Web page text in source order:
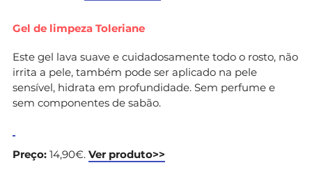
Gel de limpeza Toleriane
Este gel lava suave e cuidadosamente todo o rosto, não
irrita a pele, também pode ser aplicado na pele
sensível, hidrata em profundidade. Sem perfume e
sem componentes de sabão.
Preço: 14,90€. Ver produto>>